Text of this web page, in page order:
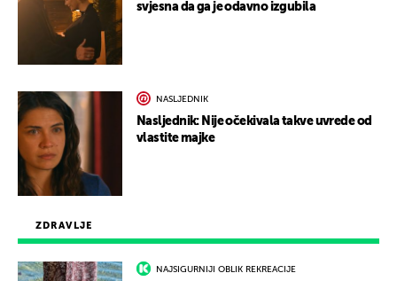
ZDRAVLJE
NAJSIGURNIJI OBLIK REKREACIJE
svjesna da ga je odavno izgubila
NASLJEDNIK
Nasljednik: Nije očekivala takve uvrede od
vlastite majke